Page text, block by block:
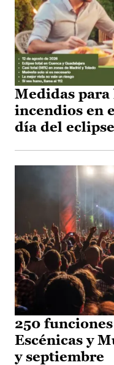
Medidas
incendios en
día del eclipse
250
Escénicas y
y septiembre